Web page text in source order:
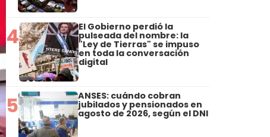
4 El Gobierno perdió la
pulseada del nombre: la
"Ley de Tierras" se impuso
en toda la conversación
digital
5 ANSES: cuándo cobran
jubilados y pensionados en
agosto de 2026, según el DNI